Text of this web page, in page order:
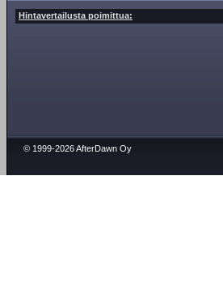
Hintavertailusta poimittua:
© 1999-2026 AfterDawn Oy